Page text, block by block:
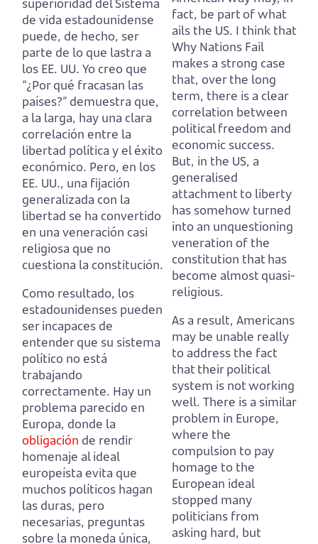
de vida estadounidense
puede, de hecho, ser
parte de lo que lastra a
los EE. UU. Yo creo que
“¿Por qué fracasan las
países?” demuestra que,
a la larga, hay una clara
correlación entre la
libertad política y el éxito
económico. Pero, en los
EE. UU., una fijación
generalizada con la
libertad se ha convertido
en una veneración casi
religiosa que no
cuestiona la constitución.
Como resultado, los
estadounidenses pueden
ser incapaces de
entender que su sistema
político no está
trabajando
correctamente. Hay un
problema parecido en
Europa, donde la
obligación de rendir
homenaje al ideal
europeísta evita que
muchos políticos hagan
las duras, pero
necesarias, preguntas
sobre la moneda única,
fact, be part of what
ails the US. I think that
Why Nations Fail
makes a strong case
that, over the long
term, there is a clear
correlation between
political freedom and
economic success.
But, in the US, a
generalised
attachment to liberty
has somehow turned
into an unquestioning
veneration of the
constitution that has
become almost quasi-
religious.
As a result, Americans
may be unable really
to address the fact
that their political
system is not working
well. There is a similar
problem in Europe,
where the
compulsion to pay
homage to the
European ideal
stopped many
politicians from
asking hard, but